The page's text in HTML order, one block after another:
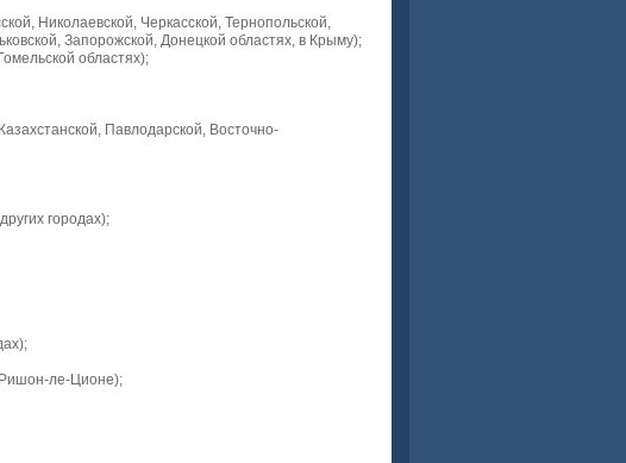
Николаевской, Черкасской, Тернопольской,
Запорожской, Донецкой областях, в Крыму);
областях);
Павлодарской, Восточно-
городах);
ле-Ционе);